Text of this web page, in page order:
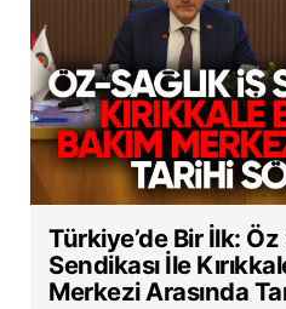
Türkiye’de Bir İlk: Öz
Sendikası İle
Merkezi Arasında